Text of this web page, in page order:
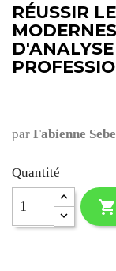
RÉUSSIR
par Fabienne
Quantité
